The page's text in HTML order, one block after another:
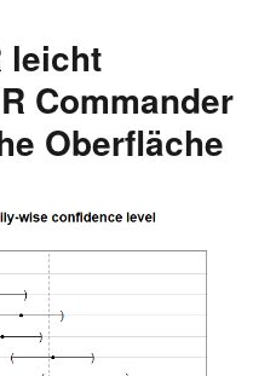
leicht
Commander
Oberfläche